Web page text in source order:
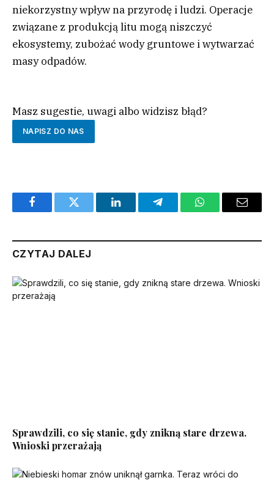
niekorzystny wpływ na przyrodę i ludzi. Operacje
związane z produkcją litu mogą niszczyć
ekosystemy, zubożać wody gruntowe i wytwarzać
masy odpadów.
Masz sugestie, uwagi albo widzisz błąd?
NAPISZ DO NAS
FacebookTwitter LinkedInTelegramWhatsAppEmail
CZYTAJ DALEJ
Sprawdzili, co się stanie, gdy znikną stare drzewa.
Wnioski przerażają